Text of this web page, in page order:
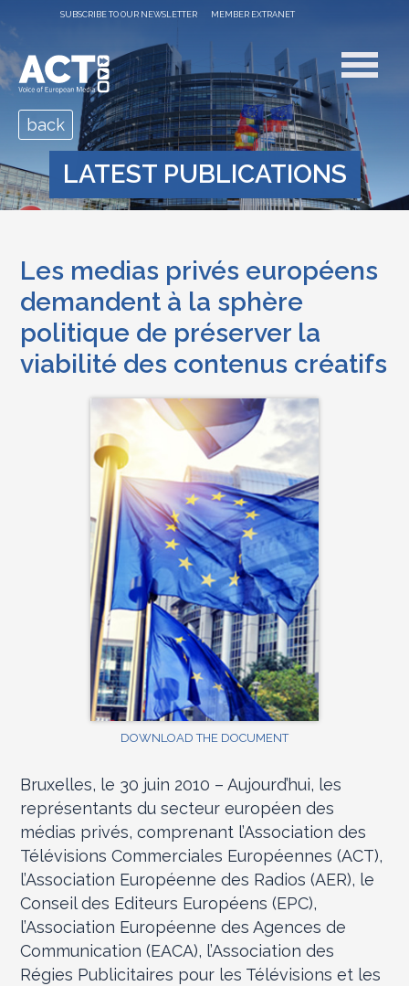
SUBSCRIBE TO OUR NEWSLETTER MEMBER EXTRANET
LATEST PUBLICATIONS
back
Les medias privés européens
demandent à la sphère
politique de préserver la
viabilité des contenus créatifs
DOWNLOAD THE DOCUMENT
Bruxelles, le 30 juin 2010 – Aujourd’hui, les
représentants du secteur européen des
médias privés, comprenant l’Association des
Télévisions Commerciales Européennes (ACT),
l’Association Européenne des Radios (AER), le
Conseil des Editeurs Européens (EPC),
l’Association Européenne des Agences de
Communication (EACA), l’Association des
Régies Publicitaires pour les Télévisions et les